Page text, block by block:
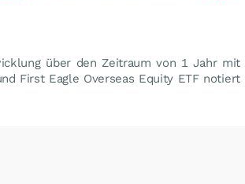
über den Zeitraum von 1 Jahr mit
First Eagle Overseas Equity ETF notiert